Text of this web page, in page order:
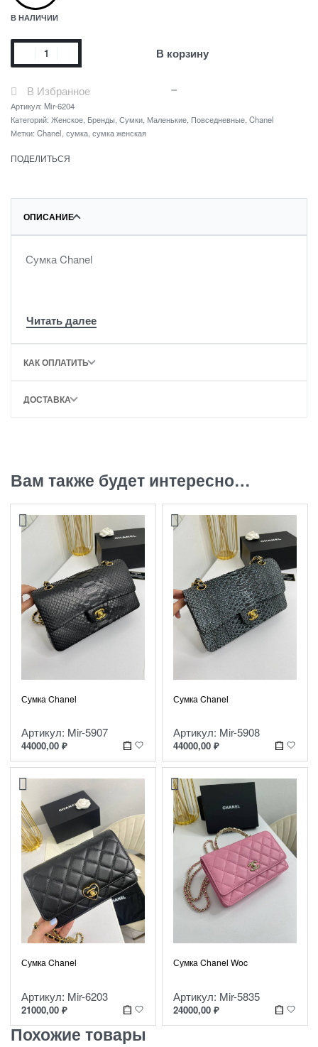
В НАЛИЧИИ
В корзину
В Избранное
Артикул: Mir-6204
Категорий: Женское Бренды Сумки Маленькие Повседневные Chanel
Метки: Chanel сумка сумка женская
ПОДЕЛИТЬСЯ
ОПИСАНИЕ
Сумка Chanel
КАК ОПЛАТИТЬ
ДОСТАВКА
Вам также будет интересно…
Сумка Chanel
Артикул: Mir-5907
44000,00 ₽
Сумка Chanel
Артикул: Mir-5908
44000,00 ₽
Сумка Chanel
Артикул: Mir-6203
21000,00 ₽
Сумка Chanel Woc
Артикул: Mir-5835
24000,00 ₽
Похожие товары